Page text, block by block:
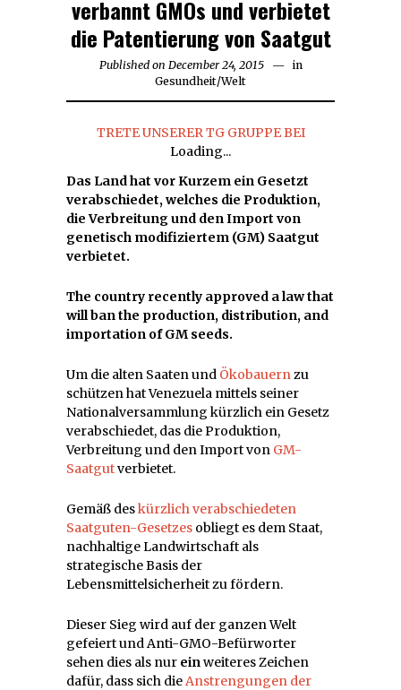
verbannt GMOs und verbietet
die Patentierung von Saatgut
Published on December 24, 2015December
in
Gesundheit/Welt
TRETE UNSERER TG GRUPPE BEI
Loading...
Das Land hat vor Kurzem ein Gesetzt
verabschiedet, welches die Produktion,
die Verbreitung und den Import von
genetisch modifiziertem (GM) Saatgut
verbietet.
The country recently approved a law that
will ban the production, distribution, and
importation of GM seeds.
Um die alten Saaten und Ökobauernzu
schützen hat Venezuela mittels seiner
Nationalversammlung kürzlich ein Gesetz
verabschiedet, das die Produktion,
Verbreitung und den Import von GM-
Saatgutverbietet.
Gemäß deskürzlich verabschiedeten
Saatguten-Gesetzes obliegt es dem Staat,
nachhaltige Landwirtschaft als
strategische Basis der
Lebensmittelsicherheit zu fördern.
Dieser Sieg wird auf der ganzen Welt
gefeiert und Anti-GMO-Befürworter
sehen dies als nur einweiteres Zeichen
dafür, dass sich dieAnstrengungen der